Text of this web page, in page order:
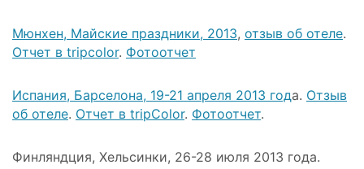
Мюнхен, Майские праздники, 2013, отзыв об отеле.
Отчет в tripcolor. Фотоотчет
Испания, Барселона, 19-21 апреля 2013 года. Отзыв
об отеле. Отчет в tripColor. Фотоотчет.
Финляндция, Хельсинки, 26-28 июля 2013 года.